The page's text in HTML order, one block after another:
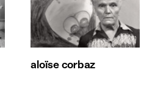
aloïse corbaz